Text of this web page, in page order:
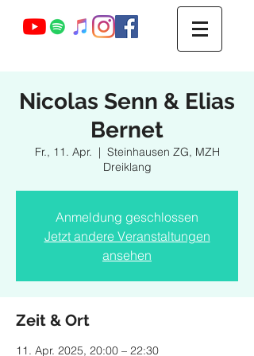
Webmaster Login
Nicolas Senn & Elias
Bernet
Fr., 11. Apr.
  |
Steinhausen ZG, MZH
Dreiklang
Anmeldung geschlossen
Jetzt andere Veranstaltungen
ansehen
Zeit & Ort
11. Apr. 2025, 20:00 – 22:30